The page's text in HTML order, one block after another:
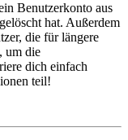
Benutzerkonto aus
hat. Außerdem
die für längere
um die
dich einfach
teil!